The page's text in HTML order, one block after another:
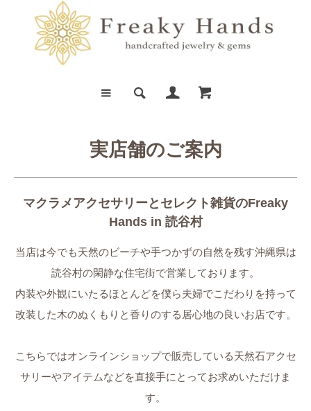
実店舗のご案内
マクラメアクセサリーとセレクト雑貨のFreaky
Hands in 読谷村
当店は今でも天然のビーチや手つかずの自然を残す沖縄県は
読谷村の閑静な住宅街で営業しております。
内装や外観にいたるほとんどを僕ら夫婦でこだわりを持って
改装した木のぬくもりと香りのする居心地の良いお店です。
こちらではオンラインショップで販売している天然石アクセ
サリーやアイテムなどを直接手にとってお求めいただけま
す。